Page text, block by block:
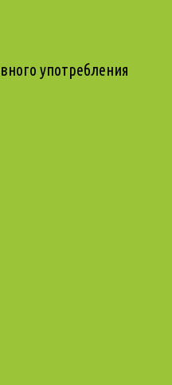
употребления